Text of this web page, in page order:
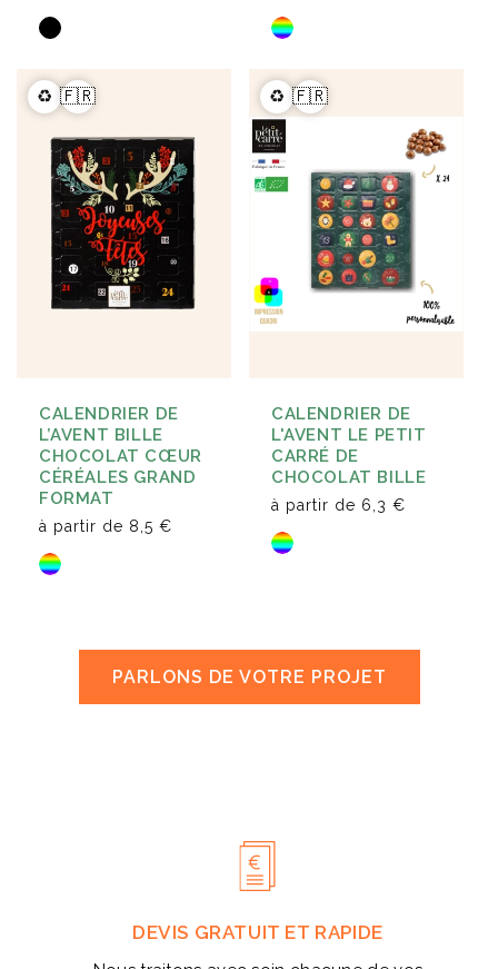
♻️ 🇫🇷
CALENDRIER DE
L’AVENT BILLE
CHOCOLAT CŒUR
CÉRÉALES GRAND
FORMAT
à partir de 8,5 €
♻️ 🇫🇷
CALENDRIER DE
L'AVENT LE PETIT
CARRÉ DE
CHOCOLAT BILLE
à partir de 6,3 €
PARLONS DE VOTRE PROJET
DEVIS GRATUIT ET RAPIDE